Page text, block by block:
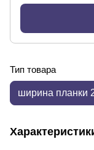
Тип товара
ширина планки